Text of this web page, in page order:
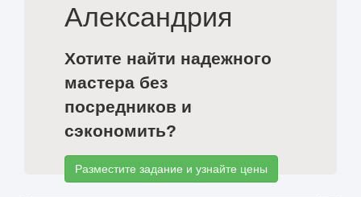
Александрия
Хотите найти надежного
мастера без
посредников и
сэкономить?
Разместите задание и узнайте цены